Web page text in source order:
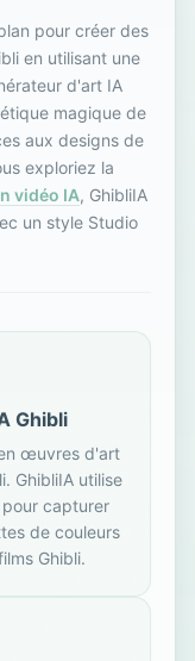
pour créer des
en utilisant une
d'art IA
magique de
aux designs de
exploriez la
vidéo IA, GhibliIA
un style Studio
Ghibli
œuvres d'art
GhibliIA utilise
capturer
de couleurs
Ghibli.